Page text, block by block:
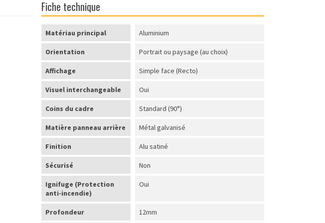
Fiche technique
Matériau principal Aluminium
Orientation Portrait ou paysage (au choix)
Affichage Simple face (Recto)
Visuel interchangeable Oui
Coins du cadre Standard (90°)
Matière panneau arrière Métal galvanisé
Finition Alu satiné
Sécurisé Non
Ignifuge (Protection
anti-incendie)
Oui
Profondeur 12mm